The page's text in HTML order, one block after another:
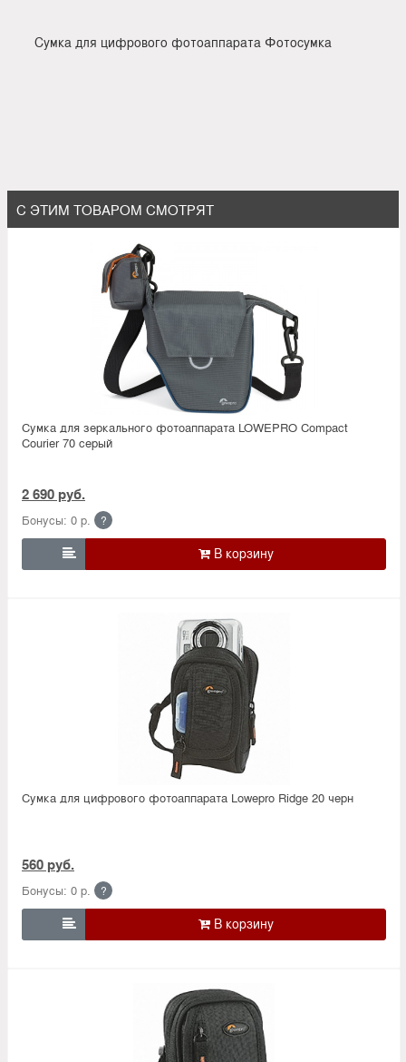
Сумка для цифрового фотоаппарата Фотосумка
С ЭТИМ ТОВАРОМ СМОТРЯТ
Сумка для зеркального фотоаппарата LOWEPRO Compact
Courier 70 серый
2 690 руб.
Бонусы: 0 р. ?

Сумка для цифрового фотоаппарата Lowepro Ridge 20 черн
560 руб.
Бонусы: 0 р. ?
